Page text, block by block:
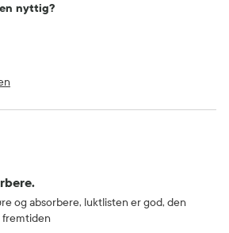
nyttig?
og absorbere, luktlisten er god, den
fremtiden